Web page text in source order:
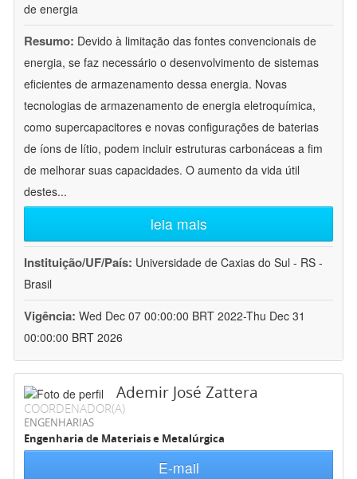
de energia
Resumo: Devido à limitação das fontes convencionais de
energia, se faz necessário o desenvolvimento de sistemas
eficientes de armazenamento dessa energia. Novas
tecnologias de armazenamento de energia eletroquímica,
como supercapacitores e novas configurações de baterias
de íons de lítio, podem incluir estruturas carbonáceas a fim
de melhorar suas capacidades. O aumento da vida útil
destes...
leia mais
Instituição/UF/País: Universidade de Caxias do Sul - RS -
Brasil
Vigência: Wed Dec 07 00:00:00 BRT 2022-Thu Dec 31
00:00:00 BRT 2026
Ademir José Zattera
COORDENADOR(A)
ENGENHARIAS
Engenharia de Materiais e Metalúrgica
E-mail